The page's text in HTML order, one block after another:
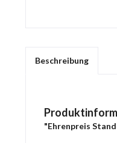
Beschreibung
"Ehrenpreis